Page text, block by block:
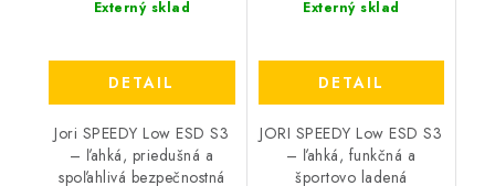
Externý sklad
DETAIL
Jori SPEEDY Low ESD S3
– ľahká, priedušná a
spoľahlivá bezpečnostná
Externý sklad
DETAIL
JORI SPEEDY Low ESD S3
– ľahká, funkčná a
športovo ladená